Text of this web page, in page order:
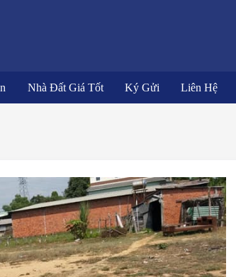
Nhà Đất Giá Tốt Ký Gửi Liên Hệ